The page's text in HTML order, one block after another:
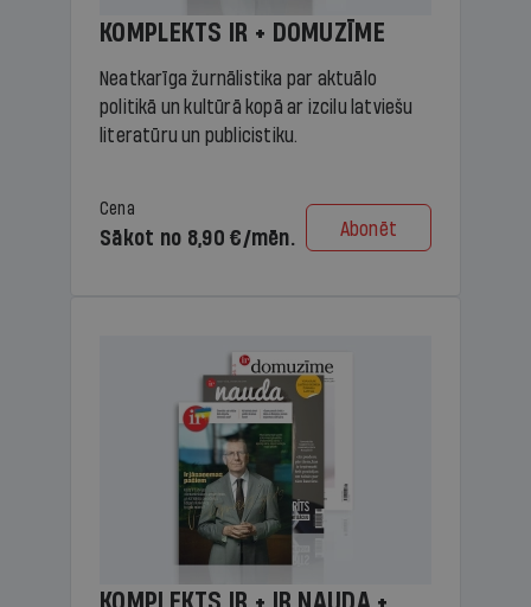
KOMPLEKTS IR + DOMUZĪME
Neatkarīga žurnālistika par aktuālo
politikā un kultūrā kopā ar izcilu latviešu
literatūru un publicistiku.
Cena
Sākot no 8,90 €/mēn. Abonēt